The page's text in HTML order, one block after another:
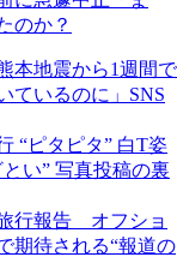
のか？
本地震から1週間で
ているのに」SNS
“ピタピタ” 白T姿
い” 写真投稿の裏
行報告 オフショ
期待される“報道の